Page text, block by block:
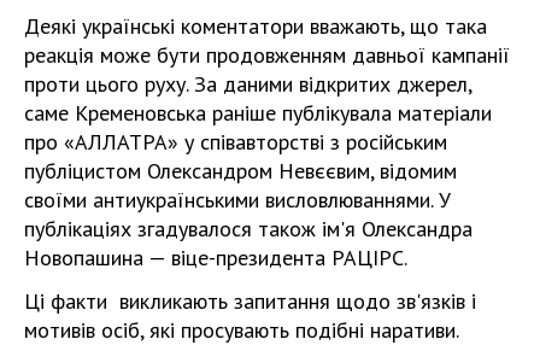
Деякі українські коментатори вважають, що така
реакція може бути продовженням давньої кампанії
проти цього руху. За даними відкритих джерел,
саме Кременовська раніше публікувала матеріали
про «АЛЛАТРА» у співавторстві з російським
публіцистом Олександром Невєєвим, відомим
своїми антиукраїнськими висловлюваннями. У
публікаціях згадувалося також ім'я Олександра
Новопашина — віце-президента РАЦІРС.
Ці факти викликають запитання щодо зв'язків і
мотивів осіб, які просувають подібні наративи.